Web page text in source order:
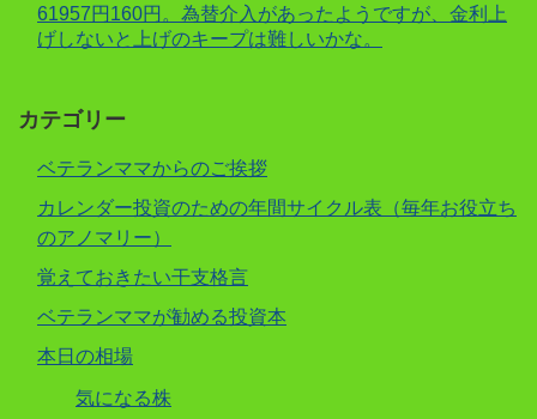
61957円160円。為替介入があったようですが、金利上
げしないと上げのキープは難しいかな。
カテゴリー
ベテランママからのご挨拶
カレンダー投資のための年間サイクル表（毎年お役立ち
のアノマリー）
覚えておきたい干支格言
ベテランママが勧める投資本
本日の相場
気になる株